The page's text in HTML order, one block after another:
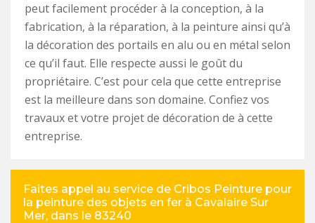
peut facilement procéder à la conception, à la
fabrication, à la réparation, à la peinture ainsi qu’à
la décoration des portails en alu ou en métal selon
ce qu’il faut. Elle respecte aussi le goût du
propriétaire. C’est pour cela que cette entreprise
est la meilleure dans son domaine. Confiez vos
travaux et votre projet de décoration de à cette
entreprise.
Faites appel au service de Cribos Peinture pour
la peinture des objets en fer à Cavalaire Sur
Mer, dans le 83240